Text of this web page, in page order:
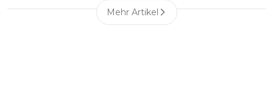
Mehr Artikel